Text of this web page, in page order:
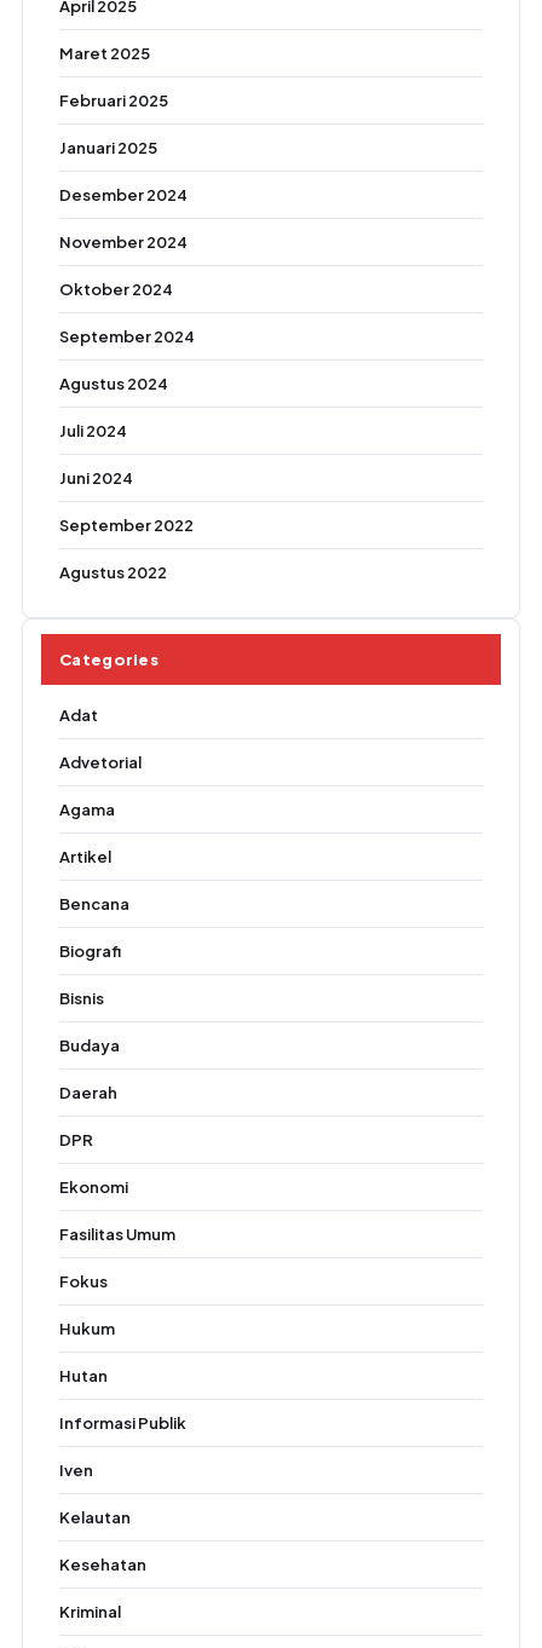
April 2025
Maret 2025
Februari 2025
Januari 2025
Desember 2024
November 2024
Oktober 2024
September 2024
Agustus 2024
Juli 2024
Juni 2024
September 2022
Agustus 2022
Categories
Adat
Advetorial
Agama
Artikel
Bencana
Biografi
Bisnis
Budaya
Daerah
DPR
Ekonomi
Fasilitas Umum
Fokus
Hukum
Hutan
Informasi Publik
Iven
Kelautan
Kesehatan
Kriminal